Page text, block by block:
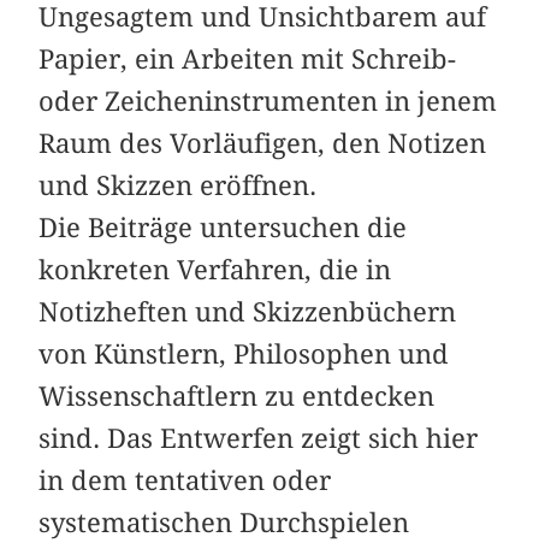
Ungesagtem und Unsichtbarem auf
Papier, ein Arbeiten mit Schreib-
oder Zeicheninstrumenten in jenem
Raum des Vorläufigen, den Notizen
und Skizzen eröffnen.
Die Beiträge untersuchen die
konkreten Verfahren, die in
Notizheften und Skizzenbüchern
von Künstlern, Philosophen und
Wissenschaftlern zu entdecken
sind. Das Entwerfen zeigt sich hier
in dem tentativen oder
systematischen Durchspielen